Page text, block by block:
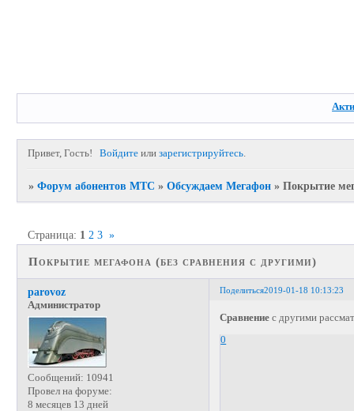
Привет, Гость! Войдите илизарегистрируйтесь.
»Форум абонентов МТС »Обсуждаем Мегафон »Покрытие
Покрытие мегафона (без сравнения с другими)
Страница: 1 2 3 »
Поделиться2019-01-18 10:13:23
parovoz
Администратор
Сообщений: 10941
Провел на форуме:
8 месяцев 13 дней
Сравнение с другими
0